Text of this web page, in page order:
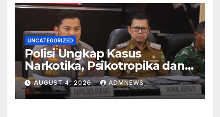
UNCATEGORIZED
Polisi Ungkap Kasus
Narkotika, Psikotropika dan
Peredaran Obat- Obatan
Tanpa Izin Periode
pertengahan Juli 2026
AUGUST 4, 2026 ADMNEWS_